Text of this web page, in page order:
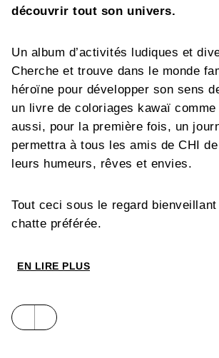
découvrir tout son univers.
Un album d’activités ludiques et
Cherche et trouve dans le monde
héroïne pour développer son sens
un livre de coloriages kawaï
aussi, pour la première fois, un
permettra à tous les amis de CHI
leurs humeurs, rêves et envies.
Tout ceci sous le regard
chatte préférée.
Bien évidemment, les aventures de
Glénat Poche… Elle a tellement de
EN LIRE PLUS